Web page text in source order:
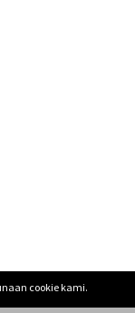
cookie kami.